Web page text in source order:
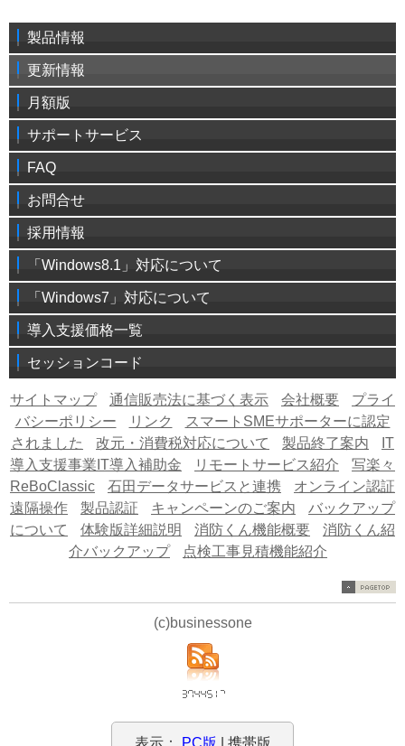
製品情報
更新情報
月額版
サポートサービス
FAQ
お問合せ
採用情報
「Windows8.1」対応について
「Windows7」対応について
導入支援価格一覧
セッションコード
サイトマップ 通信販売法に基づく表示 会社概要
プライ
バシーポリシー
リンク
スマートSMEサポーターに認定
されました
改元・消費税対応について 製品終了案内
IT
導入支援事業IT導入補助金
リモートサービス紹介
写楽々
ReBoClassic
石田データサービスと連携
オンライン認証
遠隔操作
製品認証 キャンペーンのご案内
バックアップ
について
体験版詳細説明 消防くん機能概要
消防くん紹
介バックアップ
点検工事見積機能紹介
(c)businessone
表示： PC版 | 携帯版